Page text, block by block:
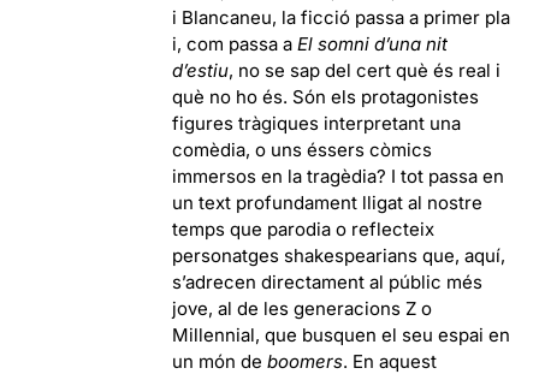
i Blancaneu, la ficció passa a primer pla
i, com passa aEl somni d’una nit
d’estiu, no se sap del cert què és real i
què no ho és. Són els protagonistes
figures tràgiques interpretant una
comèdia, o uns éssers còmics
immersos en la tragèdia? I tot passa en
un text profundament lligat al nostre
temps que parodia o reflecteix
personatges shakespearians que, aquí,
s’adrecen directament al públic més
jove, al de les generacions Z o
Millennial, que busquen el seu espai en
un món deboomers. En aquest